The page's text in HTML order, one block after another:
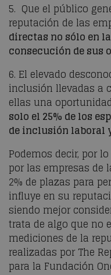
5. Que el público
reputación de las
directas no sólo en
consecución de sus
6. El elevado
inclusión llevadas a
ellas una
solo el 25% de los
de inclusión laboral
Podemos decir, por
por las empresas de
2% de plazas para
influye en su
siendo mejor
trata de algo que no
mediciones de la
realizadas porThe Re
para la Fundación